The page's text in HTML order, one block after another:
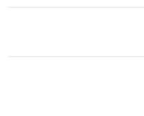
الهندسية التي ارتبطت
ومصر خاصة، حيث يحرص
الواجهات